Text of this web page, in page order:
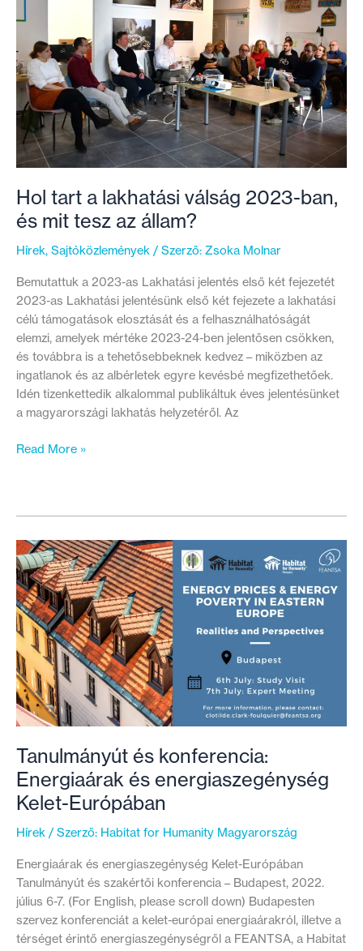
egy
igazságosabb
rendszerre?
Hol tart a lakhatási válság 2023-ban,
és mit tesz az állam?
Hírek, Sajtóközlemények / Szerző: Zsoka Molnar
Bemutattuk a 2023-as Lakhatási jelentés első két fejezetét
2023-as Lakhatási jelentésünk első két fejezete a lakhatási
célú támogatások elosztását és a felhasználhatóságát
elemzi, amelyek mértéke 2023-24-ben jelentősen csökken,
és továbbra is a tehetősebbeknek kedvez – miközben az
ingatlanok és az albérletek egyre kevésbé megfizethetőek.
Idén tizenkettedik alkalommal publikáltuk éves jelentésünket
a magyarországi lakhatás helyzetéről. Az
Hol
2023-
ban,
és
mit
tesz
az
állam?
Read More »
Tanulmányút és konferencia:
Energiaárak és energiaszegénység
Kelet-Európában
Hírek / Szerző: Habitat for Humanity Magyarország
Energiaárak és energiaszegénység Kelet-Európában
Tanulmányút és szakértői konferencia – Budapest, 2022.
július 6-7. (For English, please scroll down) Budapesten
szervez konferenciát a kelet-európai energiaárakról, illetve a
térséget érintő energiaszegénységről a FEANTSA, a Habitat